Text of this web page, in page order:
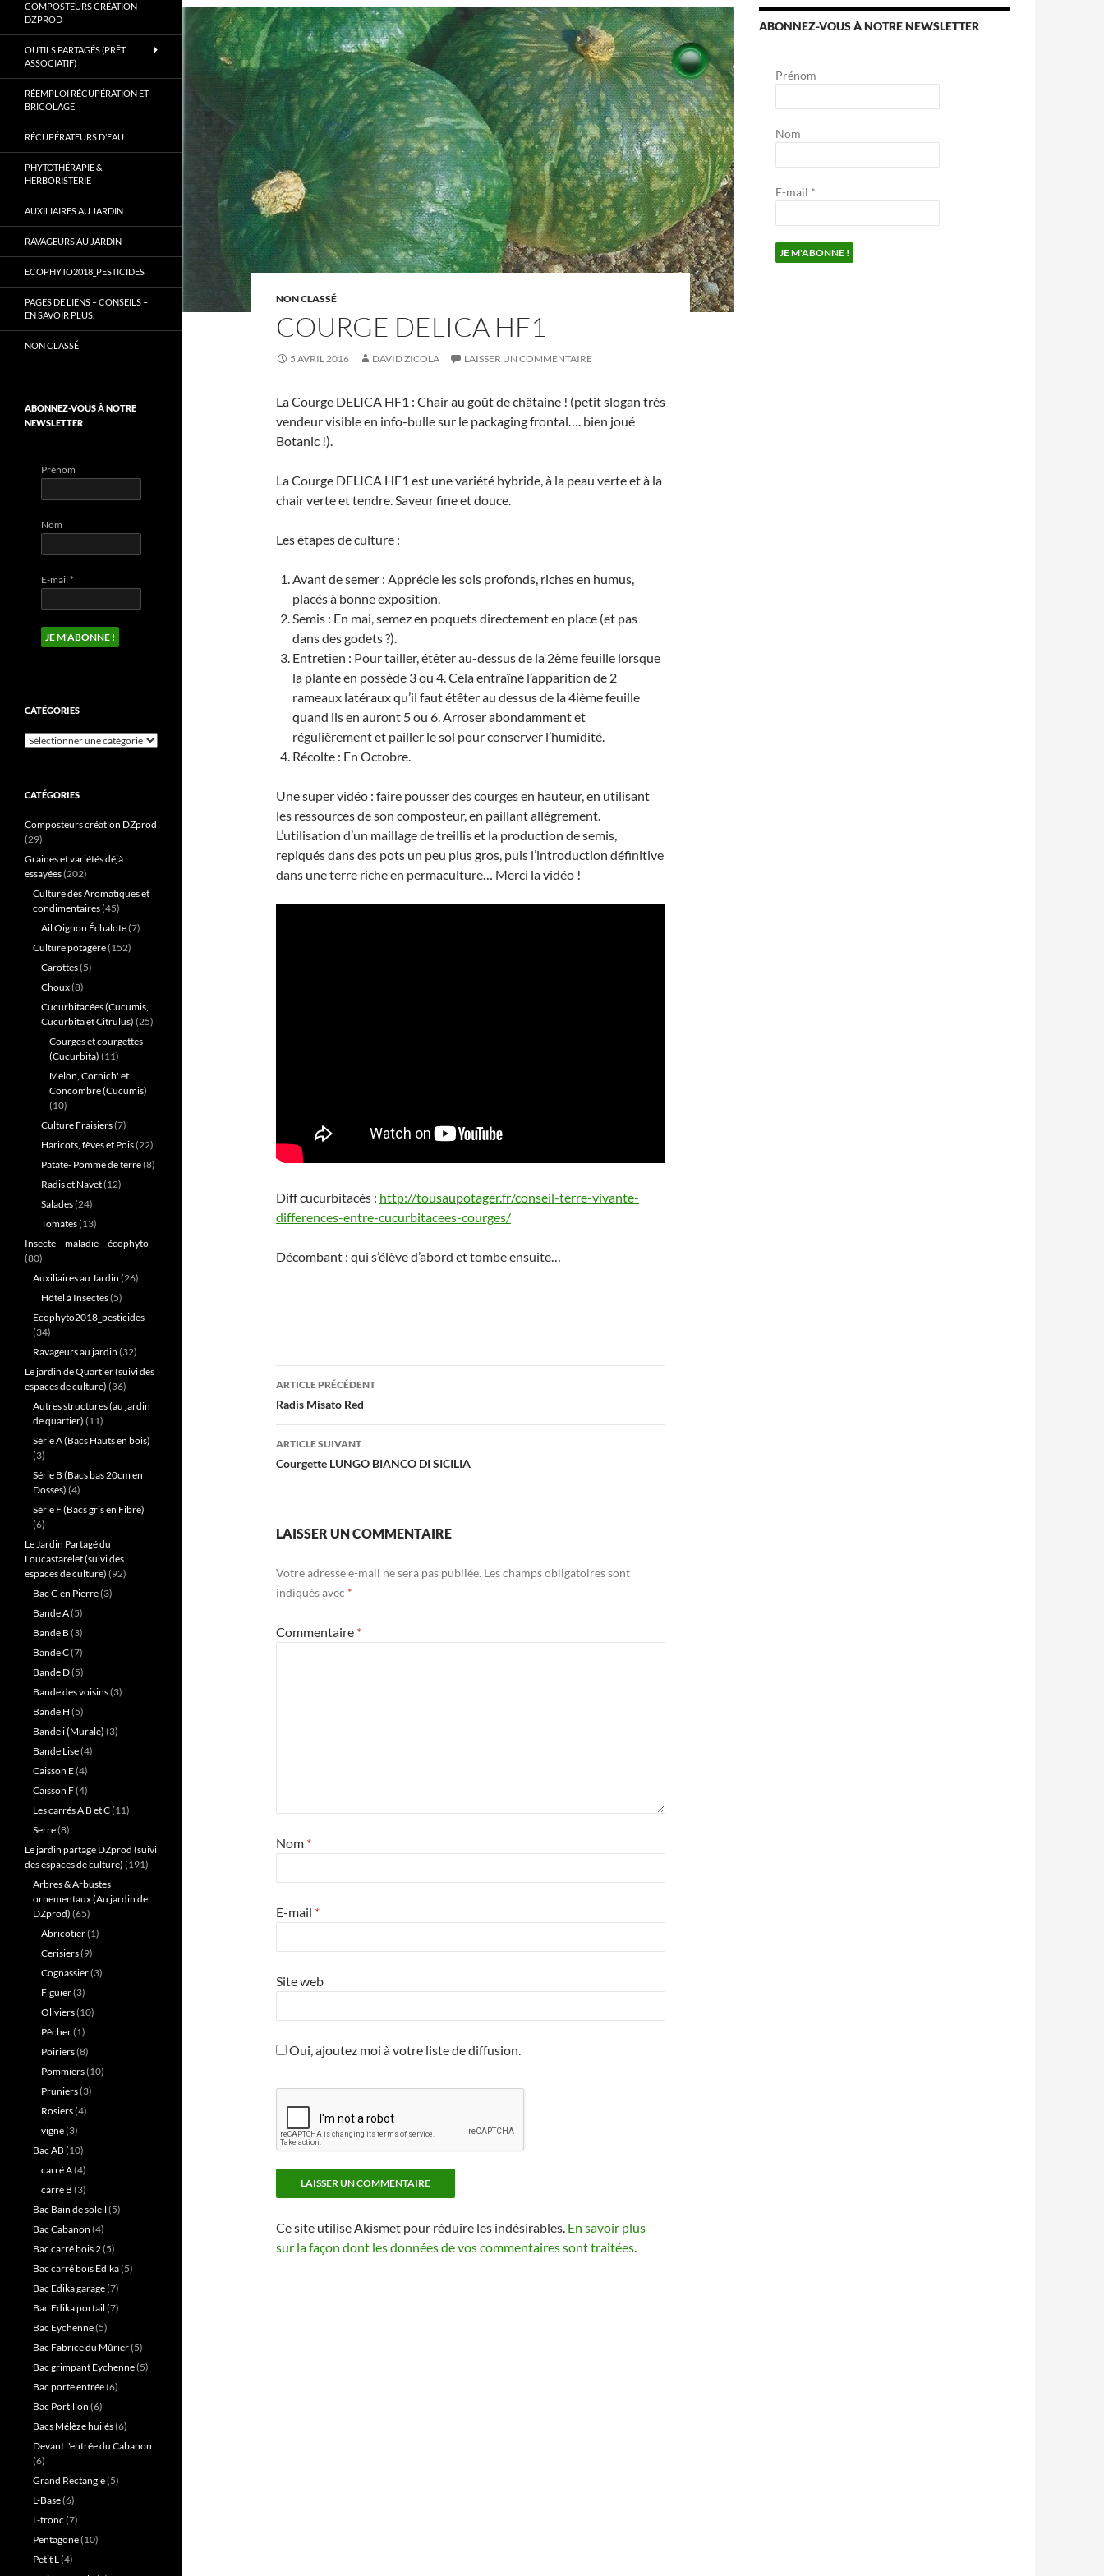
NON CLASSÉ
COURGE DELICA HF1
5 AVRIL 2016 DAVID ZICOLA LAISSER UN COMMENTAIRE
La Courge DELICA HF1 : Chair au goût de châtaine ! (petit slogan très
vendeur visible en info-bulle sur le packaging frontal…. bien joué
Botanic !).
La Courge DELICA HF1 est une variété hybride, à la peau verte et à la
chair verte et tendre. Saveur fine et douce.
Les étapes de culture :
Avant de semer : Apprécie les sols profonds, riches en humus,
placés à bonne exposition.
Semis : En mai, semez en poquets directement en place (et pas
dans des godets ?).
Entretien : Pour tailler, étêter au-dessus de la 2ème feuille lorsque
la plante en possède 3 ou 4. Cela entraîne l’apparition de 2
rameaux latéraux qu’il faut étêter au dessus de la 4ième feuille
quand ils en auront 5 ou 6. Arroser abondamment et
régulièrement et pailler le sol pour conserver l’humidité.
Récolte : En Octobre.
Une super vidéo : faire pousser des courges en hauteur, en utilisant
les ressources de son composteur, en paillant allégrement.
L’utilisation d’un maillage de treillis et la production de semis,
repiqués dans des pots un peu plus gros, puis l’introduction définitive
dans une terre riche en permaculture… Merci la vidéo !
Diff cucurbitacés : http://tousaupotager.fr/conseil-terre-vivante-
differences-entre-cucurbitacees-courges/
Décombant : qui s’élève d’abord et tombe ensuite…
Navigation
des
articles
ARTICLE PRÉCÉDENT
Radis Misato Red
ARTICLE SUIVANT
Courgette LUNGO BIANCO DI SICILIA
LAISSER UN COMMENTAIRE
Votre adresse e-mail ne sera pas publiée. Les champs obligatoires sont
indiqués avec *
Commentaire *
Nom *
E-mail *
Site web
Oui, ajoutez moi à votre liste de diffusion.
Ce site utilise Akismet pour réduire les indésirables. En savoir plus
sur la façon dont les données de vos commentaires sont traitées.
ABONNEZ-VOUS À NOTRE NEWSLETTER
Prénom
Nom
E-mail *
Gard.
COMPOSTEURS CRÉATION
DZPROD
OUTILS PARTAGÉS (PRÊT
ASSOCIATIF)
RÉEMPLOI RÉCUPÉRATION ET
BRICOLAGE
RÉCUPÉRATEURS D’EAU
PHYTOTHÉRAPIE &
HERBORISTERIE
AUXILIAIRES AU JARDIN
RAVAGEURS AU JARDIN
ECOPHYTO2018_PESTICIDES
PAGES DE LIENS – CONSEILS –
EN SAVOIR PLUS.
NON CLASSÉ
ABONNEZ-VOUS À NOTRE
NEWSLETTER
Prénom
Nom
E-mail *
CATÉGORIES
Catégories
CATÉGORIES
Composteurs création DZprod
(29)
Graines et variétés déjà
essayées(202)
Culture des Aromatiques et
condimentaires(45)
Ail Oignon Échalote(7)
Culture potagère(152)
Carottes(5)
Choux(8)
Cucurbitacées (Cucumis,
Cucurbita et Citrulus) (25)
Courges et courgettes
(Cucurbita) (11)
Melon, Cornich' et
Concombre (Cucumis)
(10)
Culture Fraisiers(7)
Haricots, fèves et Pois(22)
Patate- Pomme de terre(8)
Radis et Navet(12)
Salades(24)
Tomates(13)
Insecte – maladie – écophyto
(80)
Auxiliaires au Jardin (26)
Hôtel à Insectes(5)
Ecophyto2018_pesticides
(34)
Ravageurs au jardin (32)
Le jardin de Quartier (suivi des
espaces de culture) (36)
Autres structures (au jardin
de quartier) (11)
Série A (Bacs Hauts en bois)
(3)
Série B (Bacs bas 20cm en
Dosses) (4)
Série F (Bacs gris en Fibre)
(6)
Le Jardin Partagé du
Loucastarelet (suivi des
espaces de culture) (92)
Bac G en Pierre(3)
Bande A(5)
Bande B (3)
Bande C(7)
Bande D(5)
Bande des voisins(3)
Bande H (5)
Bande i (Murale) (3)
Bande Lise(4)
Caisson E(4)
Caisson F(4)
Les carrés A B et C(11)
Serre(8)
Le jardin partagé DZprod (suivi
des espaces de culture) (191)
Arbres & Arbustes
ornementaux (Au jardin de
DZprod) (65)
Abricotier(1)
Cerisiers(9)
Cognassier(3)
Figuier(3)
Oliviers(10)
Pêcher(1)
Poiriers(8)
Pommiers(10)
Pruniers(3)
Rosiers(4)
vigne(3)
Bac AB (10)
carré A(4)
carré B (3)
Bac Bain de soleil (5)
Bac Cabanon (4)
Bac carré bois 2(5)
Bac carré bois Edika(5)
Bac Edika garage(7)
Bac Edika portail (7)
Bac Eychenne(5)
Bac Fabrice du Mûrier(5)
Bac grimpant Eychenne(5)
Bac porte entrée(6)
Bac Portillon (6)
Bacs Mélèze huilés(6)
Devant l'entrée du Cabanon
(6)
Grand Rectangle(5)
L-Base(6)
L-tronc (7)
Pentagone(10)
Petit L(4)